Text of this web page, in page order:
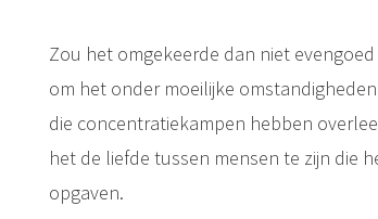
Zou het omgekeerde dan niet
om het onder moeilijke
die concentratiekampen hebben
het de liefde tussen mensen te zijn die
opgaven.